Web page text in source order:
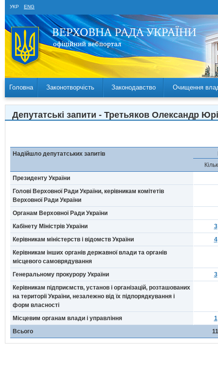
УКР ENG
Головна Законотворчість Законодавство Очищення
Депутатські запити - Третьяков Олександр
Надійшло депутатських запитів
Президенту України
Голові Верховної Ради України, керівникам комітетів
Верховної Ради України
Органам Верховної Ради України
Кабінету Міністрів України
3
Керівникам міністерств і відомств України
4
Керівникам інших органів державної влади та органів
місцевого самоврядування
Генеральному прокурору України
3
Керівникам підприємств, установ і організацій, розташованих
на території України, незалежно від їх підпорядкування і
форм власності
Місцевим органам влади і управління
1
Всього